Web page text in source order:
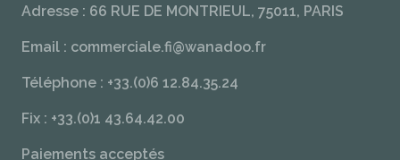
Adresse : 66 RUE DE MONTRIEUL, 75011, PARIS
Email : commerciale.fi@wanadoo.fr
Téléphone : +33.(0)6 12.84.35.24
Fix : +33.(0)1 43.64.42.00
Paiements acceptés